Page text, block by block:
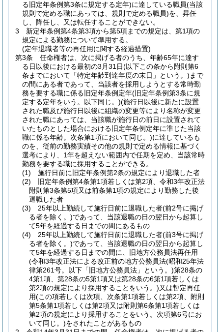
る旧定年条例第3条に規定する定年)に達している職員(当該
規則で定める職にあっては、規則で定める職員)を、昇任
し、降任し、又は転任することができない。
3
新定年条例第4条第3項から第5項までの規定は、第1項の
規定による勤務について準用する。
(定年退職者等の再任用に関する経過措置)
第3条
任命権者は、次に掲げる者のうち、年齢65年に達す
る日以後における最初の3月31日(以下この条から附則第6
条までにおいて「特定年齢到達年度の末日」という。) まで
の間にある者であって、当該者を採用しようとする常時勤
務を要する職に係る旧定年条例定年(旧定年条例第3条に規
定する定年をいう。以下同じ。)(施行日以後に新たに設置
された職及び施行日以後に組織の変更等により名称が変更
された職にあっては、当該職が施行日の前日に設置されて
いたものとした場合における旧定年条例定年に準じた当該
職に係る年齢。次条第1項において同じ。)に達しているも
のを、従前の勤務実績その他の規則で定める情報に基づく
選考により、1年を超えない範囲内で任期を定め、当該常時
勤務を要する職に採用することができる。
(1)
施行日前に旧定年条例第2条の規定により退職した者
(2)
旧定年条例第4条第1項若しくは第2項、令和3年改正法
附則第3条第5項又は前条第1項の規定により勤務した後
退職した者
(3)
25年以上勤続して施行日前に退職した者(前2号に掲げ
る者を除く。)であって、当該退職の日の翌日から起算し
て5年を経過する日までの間にあるもの
(4)
25年以上勤続して施行日前に退職した者(前3号に掲げ
る者を除く。)であって、当該退職の日の翌日から起算し
て5年を経過する日までの間に、旧地方公務員法再任用
(令和3年改正法による改正前の地方公務員法(昭和25年法
律第261号。以下「旧地方公務員法」という。)第28条の
4第1項、第28条の5第1項又は第28条の6第1項若しくは
第2項の規定により採用することをいう。)又は暫定再任
用(この項若しくは次項、次条第1項若しくは第2項、附則
第5条第1項若しくは第2項又は附則第6条第1項若しくは
第2項の規定により採用することをいう。次項第6号にお
いて同じ。)をされたことがあるもの